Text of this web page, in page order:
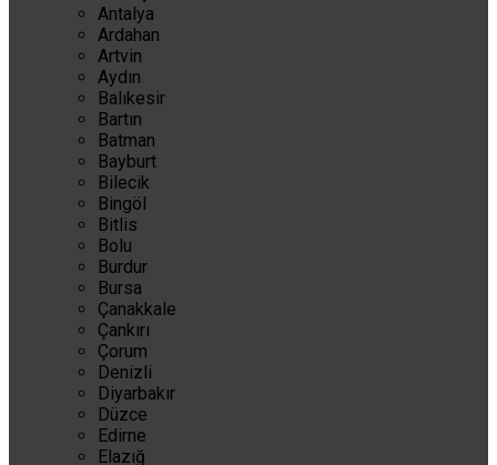
Antalya
Ardahan
Artvin
Aydın
Balıkesir
Bartın
Batman
Bayburt
Bilecik
Bingöl
Bitlis
Bolu
Burdur
Bursa
Çanakkale
Çankırı
Çorum
Denizli
Diyarbakır
Düzce
Edirne
Elazığ